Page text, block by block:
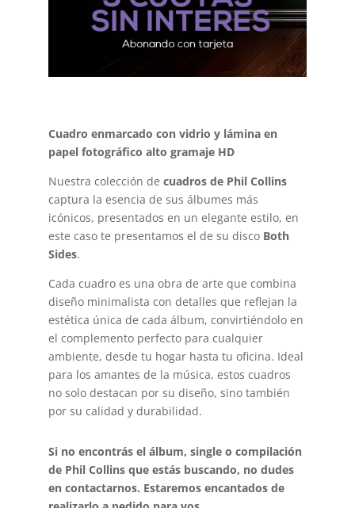
Cuadro enmarcado con vidrio y lámina en
papel fotográfico alto gramaje HD
Nuestra colección de cuadros de Phil Collins
captura la esencia de sus álbumes más
icónicos, presentados en un elegante estilo, en
este caso te presentamos el de su disco Both
Sides.
Cada cuadro es una obra de arte que combina
diseño minimalista con detalles que reflejan la
estética única de cada álbum, convirtiéndolo en
el complemento perfecto para cualquier
ambiente, desde tu hogar hasta tu oficina. Ideal
para los amantes de la música, estos cuadros
no solo destacan por su diseño, sino también
por su calidad y durabilidad.
Si no encontrás el álbum, single o compilación
de Phil Collins que estás buscando, no dudes
en contactarnos. Estaremos encantados de